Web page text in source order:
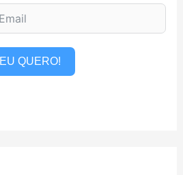
EU QUERO!